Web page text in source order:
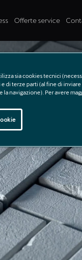
Offerte service
sia cookies tecnici
di terze parti (al fine di
la navigazione). Per avere